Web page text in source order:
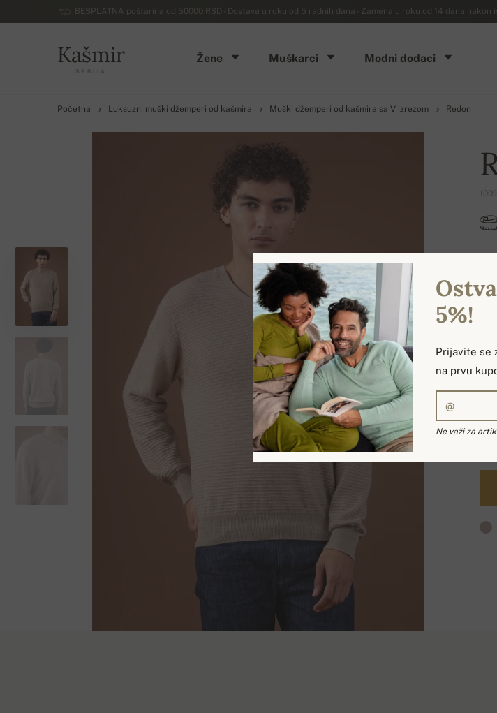
BESPLATNA poštarina od 50000 RSD - Dostava u roku od 5 radnih dana - Zamena u roku od 14 dana nakon
Kašmir
SRBIJA
Žene Muškarci Modni dodaci
Početna Luksuzni muški džemperi od kašmira Muški džemperi od kašmira sa V izrezom Redon
5%!
Prijavite se
na prvu
Ne važi za